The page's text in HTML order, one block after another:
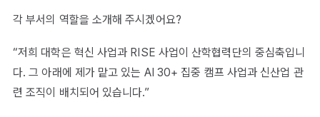
각 부서의 역할을 소개해 주시겠어요?
“저희 대학은 혁신 사업과 RISE 사업이 산학협력단의 중심축입니
다. 그 아래에 제가 맡고 있는 AI 30+ 집중 캠프 사업과 신산업 관
련 조직이 배치되어 있습니다.”